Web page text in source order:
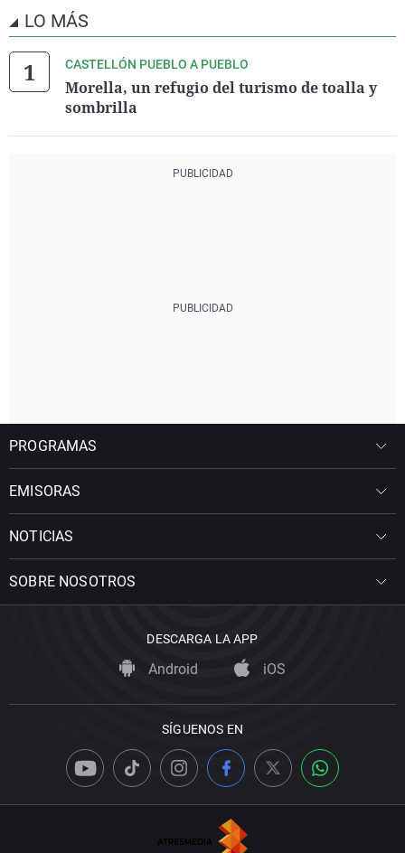
LO MÁS
CASTELLÓN PUEBLO A PUEBLO
Morella, un refugio del turismo de toalla y
sombrilla
PROGRAMAS
EMISORAS
NOTICIAS
SOBRE NOSOTROS
DESCARGA LA APP
Android iOS
SÍGUENOS EN